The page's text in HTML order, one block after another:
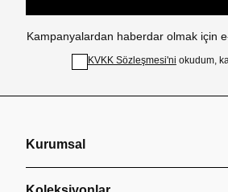
Kampanyalardan haberdar olmak için
KVKK Sözleşmesi'ni okudum,
Kurumsal